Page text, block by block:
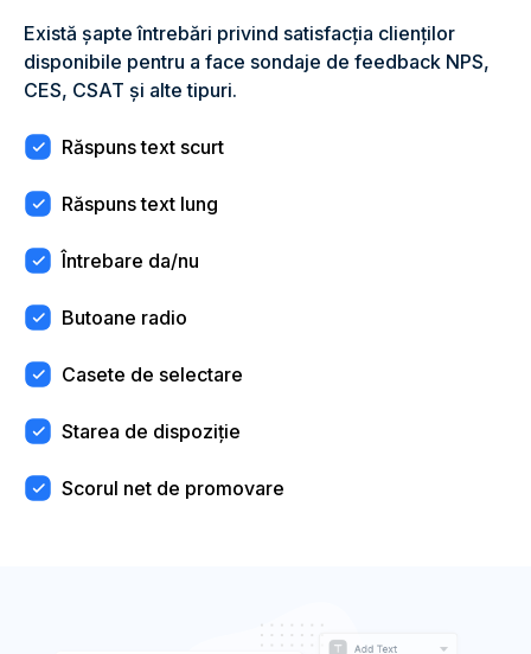
Există șapte întrebări privind satisfacția clienților
disponibile pentru a face sondaje de feedback NPS,
CES, CSAT și alte tipuri.
Răspuns text scurt
Răspuns text lung
Întrebare da/nu
Butoane radio
Casete de selectare
Starea de dispoziție
Scorul net de promovare